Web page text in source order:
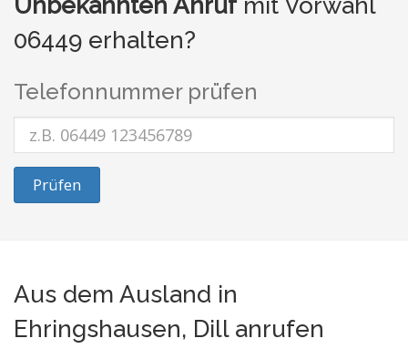
Unbekannten Anrufmit Vorwahl
06449 erhalten?
Telefonnummer prüfen
Prüfen
Aus dem Ausland in
Ehringshausen, Dill anrufen